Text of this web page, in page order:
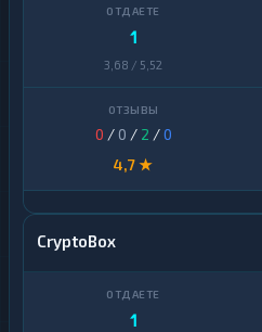
1
3,68 / 5,52
0 / 0 / 2 /0
4,7 ★
CryptoBox
1